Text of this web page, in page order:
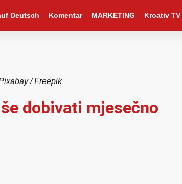
Deutsch Komentar MARKETING Kroativ TV
/ Freepik
dobivati mjesečno